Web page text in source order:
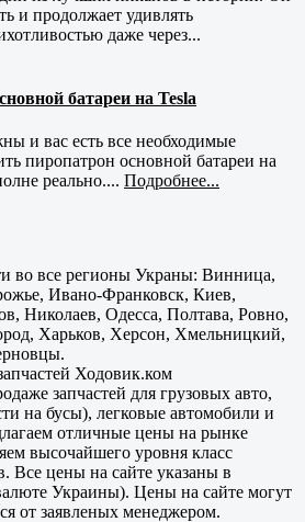
и продолжает удивлять
даже через...
батареи на Tesla
и вас есть все необходимые
пиропатрон основной батареи на
реально.... Подробнее...
во все регионы Украны: Винница,
Ивано-Франковск, Киев,
Николаев, Одесса, Полтава, Ровно,
Харьков, Херсон, Хмельницкий,
Ходовик.ком
запчастей для грузовых авто,
на бусы), легковые автомобили и
отличные цены на рынке
высочайшего уровня класс
Все цены на сайте указаны в
Украины). Цены на сайте могут
от заявленых менеджером.